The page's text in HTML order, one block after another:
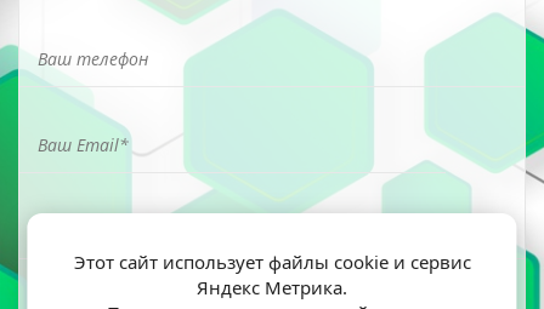
Этот сайт использует файлы cookie и сервис
Яндекс Метрика.